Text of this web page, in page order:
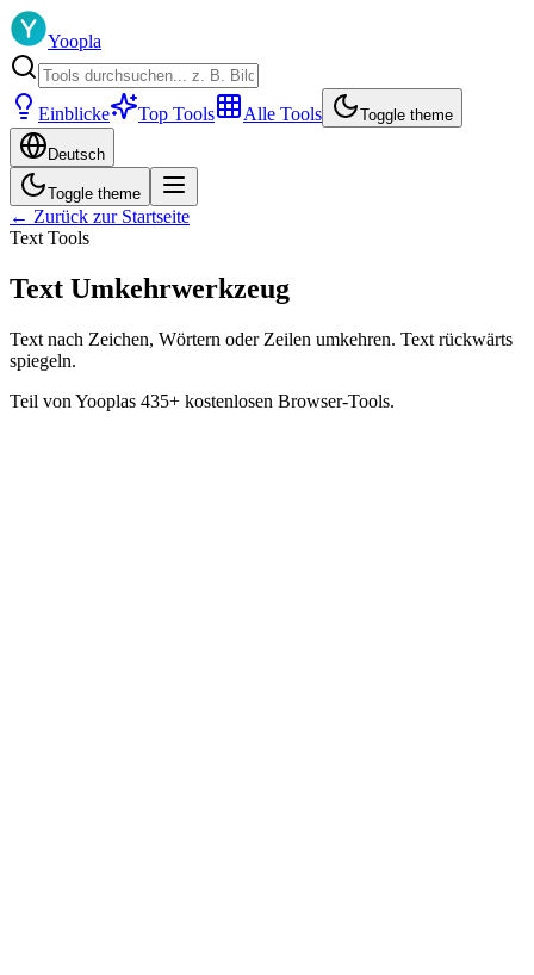
Yoopla
Einblicke Top Tools Alle Tools Toggle theme
Deutsch
Toggle theme
← Zurück zur Startseite
Text Tools
Text Umkehrwerkzeug
Text nach Zeichen, Wörtern oder Zeilen umkehren. Text rückwärts
spiegeln.
Teil von Yooplas 435+ kostenlosen Browser-Tools.